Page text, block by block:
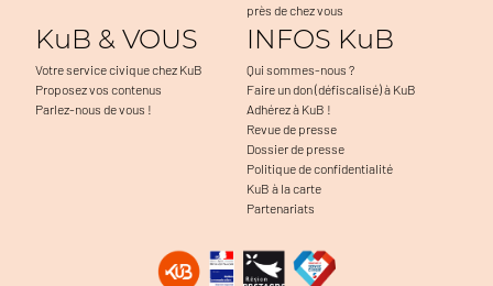
près de chez vous
KuB & VOUS
Votre service civique chez KuB
Proposez vos contenus
Parlez-nous de vous !
INFOS KuB
Qui sommes-nous ?
Faire un don (défiscalisé) à KuB
Adhérez à KuB !
Revue de presse
Dossier de presse
Politique de confidentialité
KuB à la carte
Partenariats